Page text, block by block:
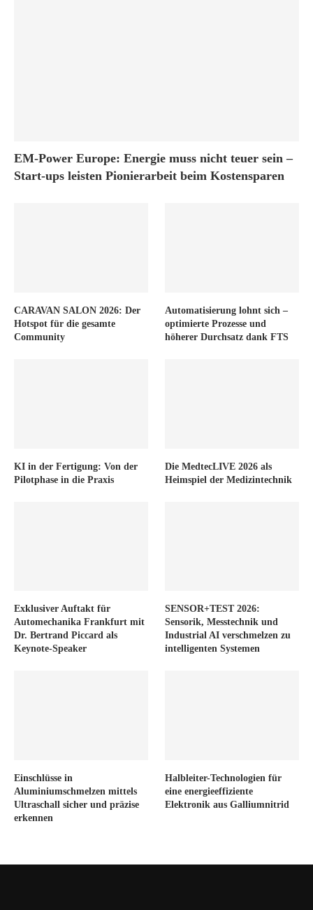
EM-Power Europe: Energie muss nicht teuer sein –
Start-ups leisten Pionierarbeit beim Kostensparen
CARAVAN SALON 2026: Der
Hotspot für die gesamte
Community
Automatisierung lohnt sich –
optimierte Prozesse und
höherer Durchsatz dank FTS
KI in der Fertigung: Von der
Pilotphase in die Praxis
Die MedtecLIVE 2026 als
Heimspiel der Medizintechnik
Exklusiver Auftakt für
Automechanika Frankfurt mit
Dr. Bertrand Piccard als
Keynote-Speaker
SENSOR+TEST 2026:
Sensorik, Messtechnik und
Industrial AI verschmelzen zu
intelligenten Systemen
Einschlüsse in
Aluminiumschmelzen mittels
Ultraschall sicher und präzise
erkennen
Halbleiter-Technologien für
eine energieeffiziente
Elektronik aus Galliumnitrid